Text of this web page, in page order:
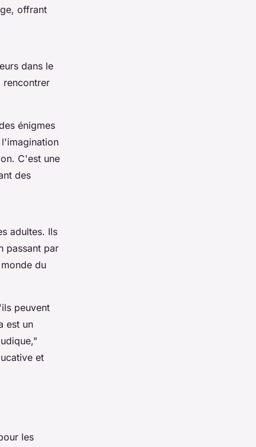
offrant
dans le
rencontrer
énigmes
C'est une
des
adultes. Ils
passant par
du
peuvent
est un
et
les